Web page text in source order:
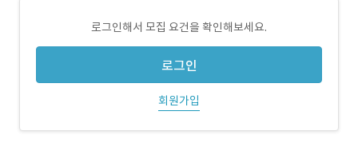
로그인해서 모집 요건을 확인해보세요.
로그인
회원가입